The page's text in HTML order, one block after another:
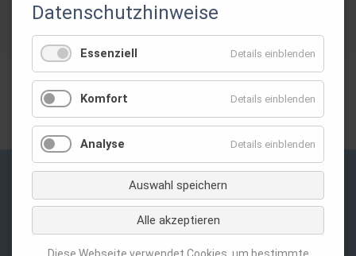
Gefördert durch:
Privatsphäre-Einstellungen ändern
Datenschutz
Datenschutzhinweise
Essenziell Details einblenden
Komfort Details einblenden
Analyse Details einblenden
Auswahl speichern
Alle akzeptieren